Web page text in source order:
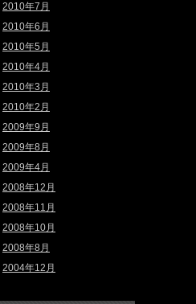
2010年7月
2010年6月
2010年5月
2010年4月
2010年3月
2010年2月
2009年9月
2009年8月
2009年4月
2008年12月
2008年11月
2008年10月
2008年8月
2004年12月